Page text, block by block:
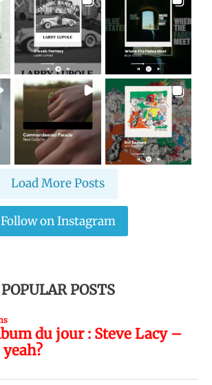
Load More Posts
Follow on Instagram
POPULAR POSTS